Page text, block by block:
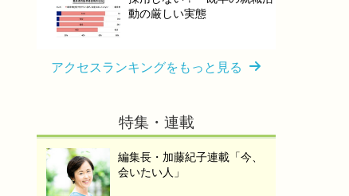
動の厳しい実態
アクセスランキングをもっと見る
特集・連載
編集長・加藤紀子連載「今、
会いたい人」